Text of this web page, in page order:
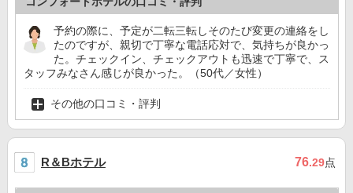
予約の際に、予定が二転三転しそのたび変更の連絡をし
たのですが、親切で丁寧な電話応対で、気持ちが良かっ
た。チェックイン、チェックアウトも迅速で丁寧で、ス
タッフみなさん感じが良かった。（50代／女性）
その他の口コミ・評判
R＆Bホテル 76.29点